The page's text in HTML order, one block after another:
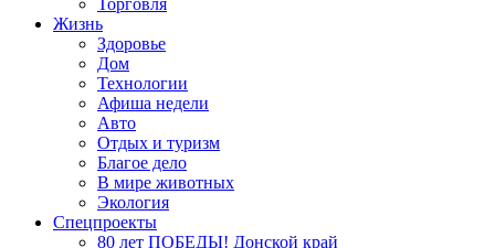
Торговля
Жизнь
Здоровье
Дом
Технологии
Афиша недели
Авто
Отдых и туризм
Благое дело
В мире животных
Экология
Спецпроекты
80 лет ПОБЕДЫ! Донской край